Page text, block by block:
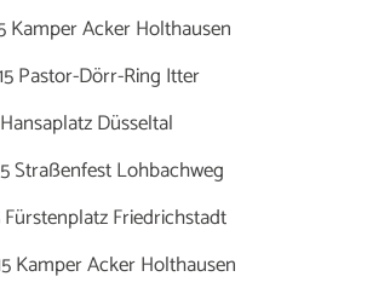
Kamper Acker Holthausen
Pastor-Dörr-Ring Itter
Düsseltal
Straßenfest Lohbachweg
Fürstenplatz Friedrichstadt
Kamper Acker Holthausen